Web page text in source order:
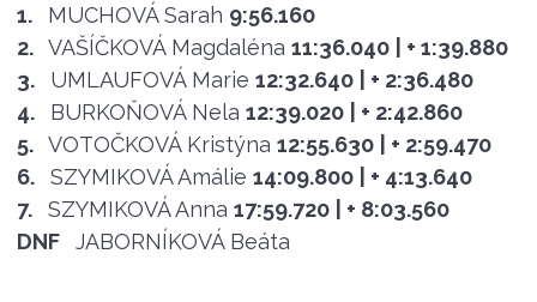
1. MUCHOVÁ Sarah 9:56.160
2. VAŠÍČKOVÁ Magdaléna 11:36.040
| + 1:39.880
3.
UMLAUFOVÁ Marie 12:32.640
| + 2:36.480
4.
BURKOŇOVÁ Nela 12:39.020
| + 2:42.860
5. VOTOČKOVÁ Kristýna 12:55.630
| + 2:59.470
6.
SZYMIKOVÁ Amálie 14:09.800
| + 4:13.640
7.
SZYMIKOVÁ Anna 17:59.720
| + 8:03.560
DNF
JABORNÍKOVÁ Beáta